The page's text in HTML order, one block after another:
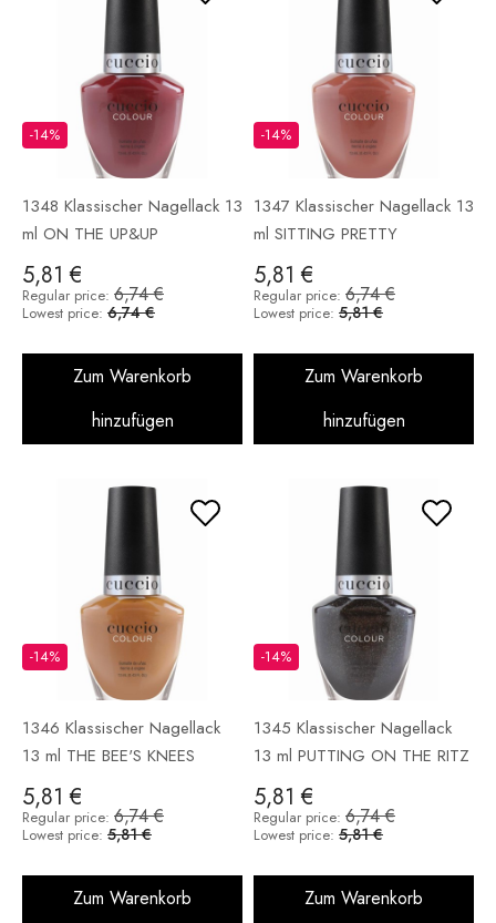
1348 Klassischer Nagellack 13
ml ON THE UP&UP
5,81 €
-14%
Regular price: 6,74 €
Lowest price: 6,74 €
Zum Warenkorb
hinzufügen
1347 Klassischer Nagellack 13
ml SITTING PRETTY
5,81 €
-14%
Regular price: 6,74 €
Lowest price: 5,81 €
Zum Warenkorb
hinzufügen
1346 Klassischer Nagellack
13 ml THE BEE'S KNEES
5,81 €
-14%
Regular price: 6,74 €
Lowest price: 5,81 €
Zum Warenkorb
1345 Klassischer Nagellack
13 ml PUTTING ON THE RITZ
5,81 €
-14%
Regular price: 6,74 €
Lowest price: 5,81 €
Zum Warenkorb